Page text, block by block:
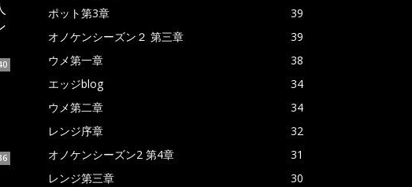
ポット第3章
39
オノケンシーズン２ 第三章
39
ウメ第一章
38
エッジblog
34
ウメ第二章
34
レンジ序章
32
オノケンシーズン2 第4章
31
レンジ第三章
30